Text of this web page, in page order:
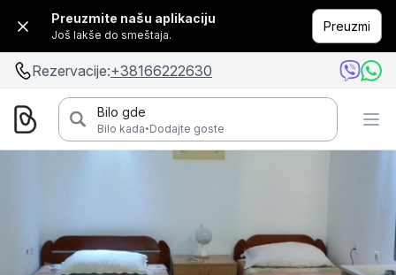
Preuzmite našu aplikaciju
Još lakše do smeštaja.
Preuzmi
Rezervacije:+38166222630
Bilo gde
Bilo kada·Dodajte goste